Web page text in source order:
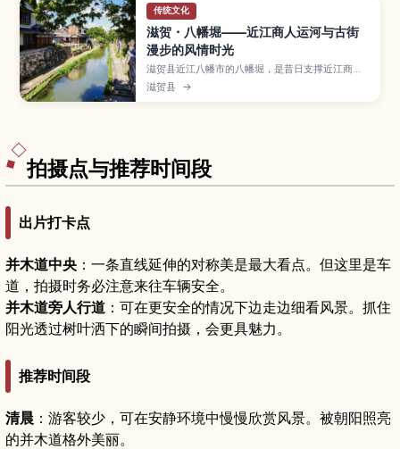
传统文化
滋贺・八幡堀——近江商人运河与古街
漫步的风情时光
滋贺县近江八幡市的八幡堀，是昔日支撑近江商人
贸易的历史运河，如今以石砌河岸与传统町家街景
闻名，也是日剧与电影的常见取景地。本文介绍从
滋贺县 →
拍摄点与推荐时间段
出片打卡点
并木道中央 ：一条直线延伸的对称美是最大看点。但这里是车
道，拍摄时务必注意来往车辆安全。
并木道旁人行道 ：可在更安全的情况下边走边细看风景。抓住
阳光透过树叶洒下的瞬间拍摄，会更具魅力。
推荐时间段
清晨 ：游客较少，可在安静环境中慢慢欣赏风景。被朝阳照亮
的并木道格外美丽。